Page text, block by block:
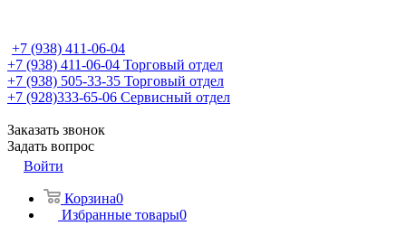
+7 (938) 411-06-04
+7 (938) 411-06-04 Торговый отдел
+7 (938) 505-33-35 Торговый отдел
+7 (928)333-65-06 Сервисный отдел
Заказать звонок
Задать вопрос
Войти
Корзина0
Избранные товары0